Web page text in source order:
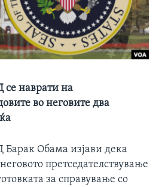
се наврати на
во неговите два
Барак Обама изјави дека
претседателствување
за справување со